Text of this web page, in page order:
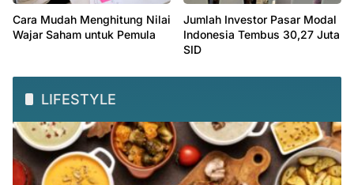
Cara Mudah Menghitung Nilai
Wajar Saham untuk Pemula
Jumlah Investor Pasar Modal
Indonesia Tembus 30,27 Juta
SID
LIFESTYLE